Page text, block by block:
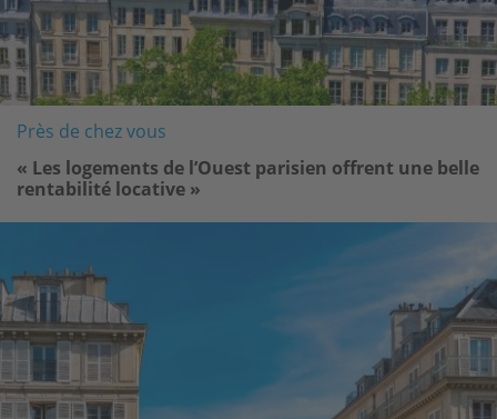
Près de chez vous
« Les logements de l’Ouest parisien offrent une belle
rentabilité locative »